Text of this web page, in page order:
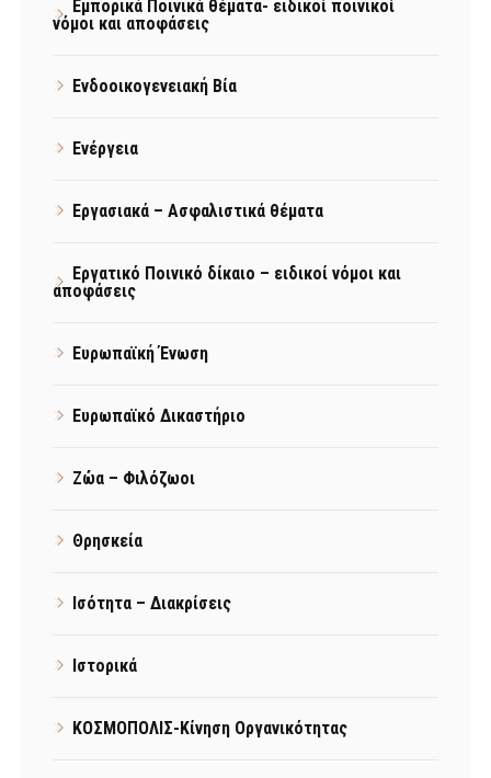
Εμπορικά Ποινικά θέματα- ειδικοί ποινικοί
νόμοι και αποφάσεις
Ενδοοικογενειακή Βία
Ενέργεια
Εργασιακά – Ασφαλιστικά θέματα
Εργατικό Ποινικό δίκαιο – ειδικοί νόμοι και
αποφάσεις
Ευρωπαϊκή Ένωση
Ευρωπαϊκό Δικαστήριο
Ζώα – Φιλόζωοι
Θρησκεία
Ισότητα – Διακρίσεις
Ιστορικά
ΚΟΣΜΟΠΟΛΙΣ-Κίνηση Οργανικότητας